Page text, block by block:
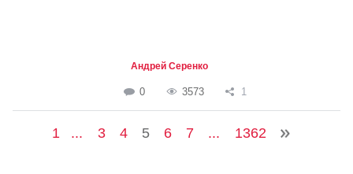
Андрей Серенко
0 3573 1
1 ... 3 4 5 6 7 ... 1362